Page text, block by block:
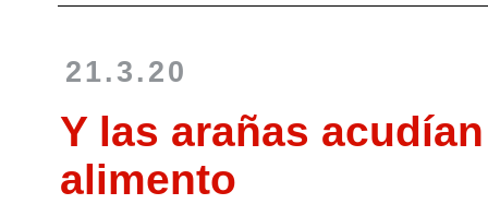
21.3.20
Y las arañas
alimento